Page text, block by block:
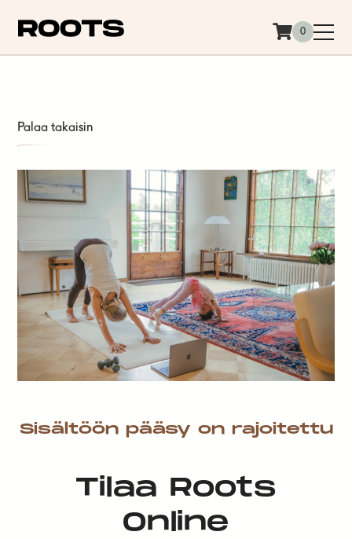
0
Palaa takaisin
Sisältöön pääsy on rajoitettu
Tilaa Roots
Online